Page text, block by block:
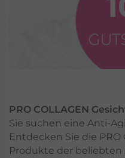
PRO COLLAGEN
Sie suchen eine Anti-
Entdecken Sie die PRO
Produkte der beliebten